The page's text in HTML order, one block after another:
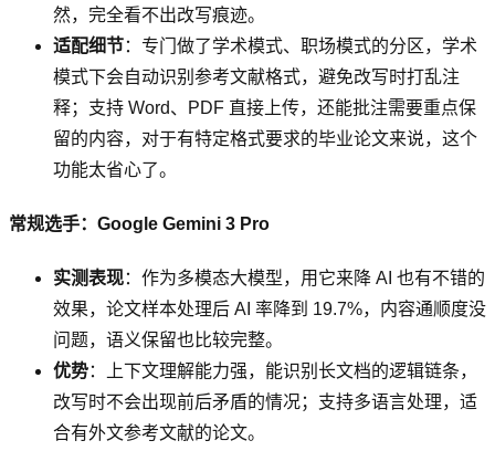
然，完全看不出改写痕迹。
适配细节：专门做了学术模式、职场模式的分区，学术
模式下会自动识别参考文献格式，避免改写时打乱注
释；支持 Word、PDF 直接上传，还能批注需要重点保
留的内容，对于有特定格式要求的毕业论文来说，这个
功能太省心了。
常规选手：Google Gemini 3 Pro
实测表现：作为多模态大模型，用它来降 AI 也有不错的
效果，论文样本处理后 AI 率降到 19.7%，内容通顺度没
问题，语义保留也比较完整。
优势：上下文理解能力强，能识别长文档的逻辑链条，
改写时不会出现前后矛盾的情况；支持多语言处理，适
合有外文参考文献的论文。